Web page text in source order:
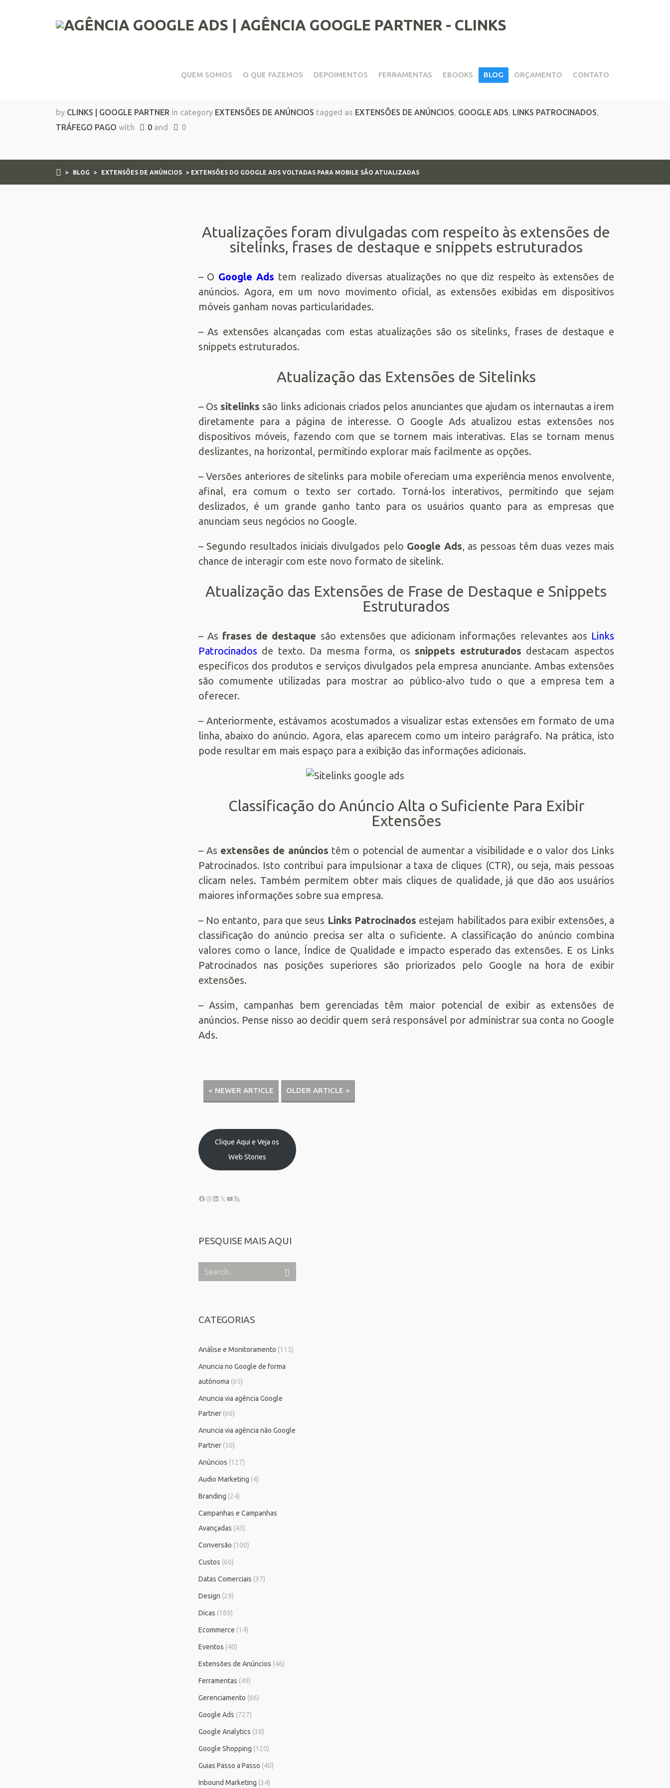
QUEM SOMOS O QUE FAZEMOS DEPOIMENTOS FERRAMENTAS EBOOKS BLOG ORÇAMENTO CONTATO
Extensões do Google Ads Voltadas Para Mobile São Atualizadas
by CLINKS | GOOGLE PARTNER in category EXTENSÕES DE ANÚNCIOS tagged as EXTENSÕES DE ANÚNCIOS, GOOGLE ADS, LINKS PATROCINADOS,
TRÁFEGO PAGO with 0 and 0
> BLOG > EXTENSÕES DE ANÚNCIOS > EXTENSÕES DO GOOGLE ADS VOLTADAS PARA MOBILE SÃO ATUALIZADAS
Atualizações foram divulgadas com respeito às extensões de
sitelinks, frases de destaque e snippets estruturados
– O Google Ads tem realizado diversas atualizações no que diz respeito às extensões de
anúncios. Agora, em um novo movimento oficial, as extensões exibidas em dispositivos
móveis ganham novas particularidades.
– As extensões alcançadas com estas atualizações são os sitelinks, frases de destaque e
snippets estruturados.
Atualização das Extensões de Sitelinks
– Os sitelinks são links adicionais criados pelos anunciantes que ajudam os internautas a irem
diretamente para a página de interesse. O Google Ads atualizou estas extensões nos
dispositivos móveis, fazendo com que se tornem mais interativas. Elas se tornam menus
deslizantes, na horizontal, permitindo explorar mais facilmente as opções.
– Versões anteriores de sitelinks para mobile ofereciam uma experiência menos envolvente,
afinal, era comum o texto ser cortado. Torná-los interativos, permitindo que sejam
deslizados, é um grande ganho tanto para os usuários quanto para as empresas que
anunciam seus negócios no Google.
– Segundo resultados iniciais divulgados pelo Google Ads, as pessoas têm duas vezes mais
chance de interagir com este novo formato de sitelink.
Atualização das Extensões de Frase de Destaque e Snippets
Estruturados
– As frases de destaque são extensões que adicionam informações relevantes aos Links
Patrocinados de texto. Da mesma forma, os snippets estruturados destacam aspectos
específicos dos produtos e serviços divulgados pela empresa anunciante. Ambas extensões
são comumente utilizadas para mostrar ao público-alvo tudo o que a empresa tem a
oferecer.
– Anteriormente, estávamos acostumados a visualizar estas extensões em formato de uma
linha, abaixo do anúncio. Agora, elas aparecem como um inteiro parágrafo. Na prática, isto
pode resultar em mais espaço para a exibição das informações adicionais.
Classificação do Anúncio Alta o Suficiente Para Exibir
Extensões
– As extensões de anúncios têm o potencial de aumentar a visibilidade e o valor dos Links
Patrocinados. Isto contribui para impulsionar a taxa de cliques (CTR), ou seja, mais pessoas
clicam neles. Também permitem obter mais cliques de qualidade, já que dão aos usuários
maiores informações sobre sua empresa.
– No entanto, para que seus Links Patrocinados estejam habilitados para exibir extensões, a
classificação do anúncio precisa ser alta o suficiente. A classificação do anúncio combina
valores como o lance, Índice de Qualidade e impacto esperado das extensões. E os Links
Patrocinados nas posições superiores são priorizados pelo Google na hora de exibir
extensões.
– Assim, campanhas bem gerenciadas têm maior potencial de exibir as extensões de
anúncios. Pense nisso ao decidir quem será responsável por administrar sua conta no Google
Ads.
< NEWER ARTICLE OLDER ARTICLE >
Clique Aqui e Veja os
Web Stories
PESQUISE MAIS AQUI
CATEGORIAS
Análise e Monitoramento (115)
Anuncia no Google de forma
autônoma (65)
Anuncia via agência Google
Partner(66)
Anuncia via agência não Google
Partner(50)
Anúncios (127)
Audio Marketing (4)
Branding (24)
Campanhas e Campanhas
Avançadas (43)
Conversão (100)
Custos (60)
Datas Comerciais (37)
Design (29)
Dicas (189)
Ecommerce (14)
Eventos (40)
Extensões de Anúncios (46)
Ferramentas (49)
Gerenciamento (66)
Google Ads (727)
Google Analytics (38)
Google Shopping (120)
Guias Passo a Passo (40)
Inbound Marketing (34)